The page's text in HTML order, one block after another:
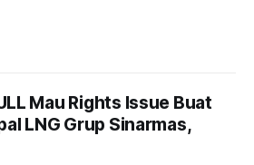
Mau Rights Issue Buat
LNG Grup Sinarmas,